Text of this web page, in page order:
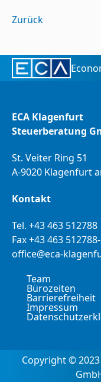
Zurück
ECA Klagenfurt
Steuerberatung
St. Veiter Ring 51
A-9020 Klagenfurt
Kontakt
Tel. +43 463 512788
Fax +43 463
office@eca-
Team
Bürozeiten
Barrierefreiheit
Impressum
Copyright ©